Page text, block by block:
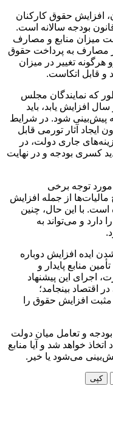
افزایش حقوق کارکنان
بودجه سالانه است.
میزان منابع و مصارف
مصارف به پرداخت حقوق
هرگونه تغییر در میزان
و قابل اتکاست.
که نمایندگان مجلس
افزایش یابد، باید
پیش‌بینی شود. در شرایط
ایجاد آثار تورمی قابل
جاری دولت، در
کسری بودجه و در نهایت
مورد توجه برخی
از جمله افزایش
است. با این حال، چنین
دارد و می‌تواند به
ایده افزایش دوباره
منابع پایدار و
اجرای این پیشنهاد
اقتصاد بینجامد؛
افزایش حقوق را
بودجه و تعامل میان دولت
خواهد شد و آیا منابع
می‌شود یا خیر.
کپی